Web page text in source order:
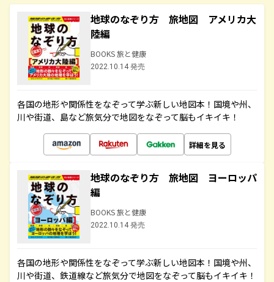
地球のなぞり方 旅地図 アメリカ大
陸編
BOOKS 旅と健康
2022.10.14 発売
各国の地形や関係性をなぞって学ぶ新しい地図本！国境や州、
川や街道、島など旅気分で地図をなぞって脳もイキイキ！
詳細を見る
地球のなぞり方 旅地図 ヨーロッパ
編
BOOKS 旅と健康
2022.10.14 発売
各国の地形や関係性をなぞって学ぶ新しい地図本！国境や州、
川や街道、鉄道線など旅気分で地図をなぞって脳もイキイキ！